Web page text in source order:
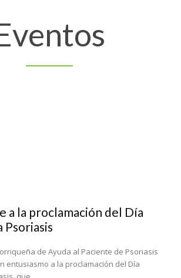
a la proclamación del Día
Psoriasis
de Ayuda al Paciente de Psoriasis
entusiasmo a la proclamación del Día